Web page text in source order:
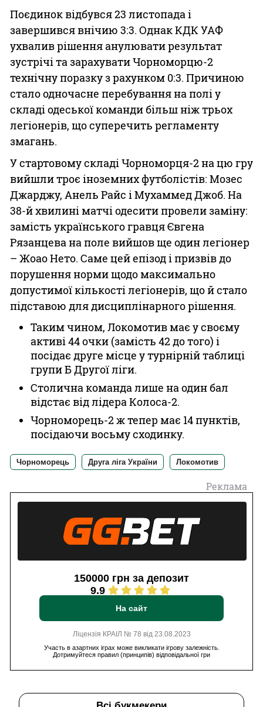
Поєдинок відбувся 23 листопада і
завершився внічию 3:3. Однак КДК УАФ
ухвалив рішення анулювати результат
зустрічі та зарахувати Чорноморцю-2
технічну поразку з рахунком 0:3. Причиною
стало одночасне перебування на полі у
складі одеської команди більш ніж трьох
легіонерів, що суперечить регламенту
змагань.
У стартовому складі Чорноморця-2 на цю гру
вийшли троє іноземних футболістів: Мозес
Джарджу, Анель Райс і Мухаммед Джоб. На
38-й хвилині матчі одесити провели заміну:
замість українського гравця Євгена
Рязанцева на поле вийшов ще один легіонер
– Жоао Нето. Саме цей епізод і призвів до
порушення норми щодо максимально
допустимої кількості легіонерів, що й стало
підставою для дисциплінарного рішення.
Таким чином, Локомотив має у своєму
активі 44 очки (замість 42 до того) і
посідає друге місце у турнірній таблиці
групи Б Другої ліги.
Столична команда лише на один бал
відстає від лідера Колоса-2.
Чорноморець-2 ж тепер має 14 пунктів,
посідаючи восьму сходинку.
Чорноморець Друга ліга України Локомотив
Реклама
150000 грн за депозит
9.9
На сайт
Ліцензія КРАІЛ № 78 від 23.08.2023
Участь в азартних іграх може викликати ігрову залежність.
Дотримуйтеся правил (принципів) відповідальної гри